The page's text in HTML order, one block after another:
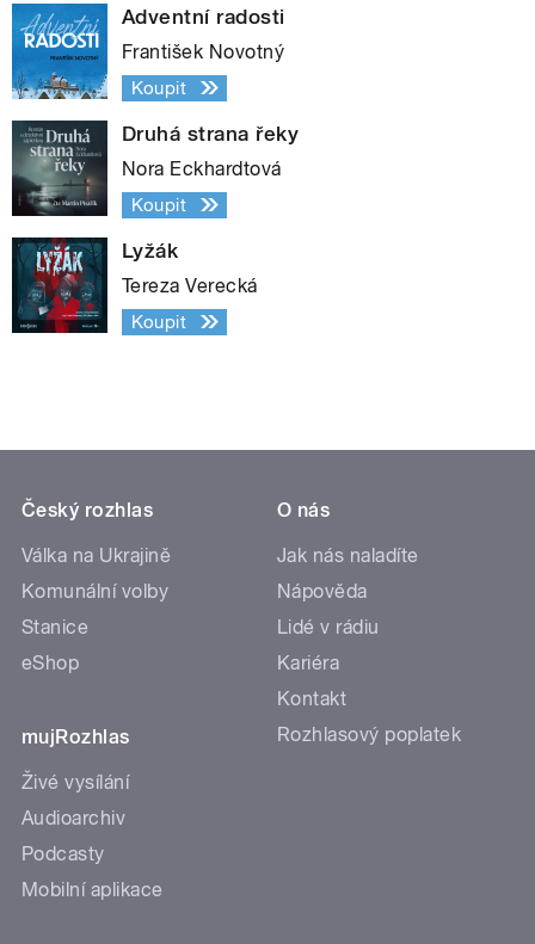
Adventní radosti
František Novotný
Koupit
Druhá strana řeky
Nora Eckhardtová
Koupit
Lyžák
Tereza Verecká
Koupit
Český rozhlas
Válka na Ukrajině
Komunální volby
Stanice
eShop
mujRozhlas
Živé vysílání
Audioarchiv
Podcasty
Mobilní aplikace
O nás
Jak nás naladíte
Nápověda
Lidé v rádiu
Kariéra
Kontakt
Rozhlasový poplatek